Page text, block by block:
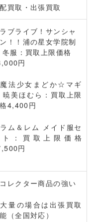
買取・出張買取
ラブライブ！サンシャ
！！浦の星女学院制
冬服：買取上限価格
円
魔法少女まどか☆マギ
暁美ほむら：買取上限
4,400円
ラム＆レム メイド服セ
ト：買取上限価格
円
コレクター商品の強い
大量の場合は出張買取
（全国対応）